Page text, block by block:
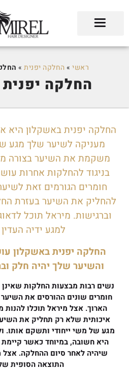
ראשי »החלקה יפנית »
החלקה
החלקה יפנית באשקלון
מעניקה לשיער שלך מגע
משקמת את השיער בצורה
בניגוד להחלקות אחרות
חומרים הגורמים זאת
להחליק את השיער בעזרת
וברגישות. מיראל תוכל
למגע ידיה
החלקה יפנית באשקלון
והשיער שלך יהיה חלק
נשים רבות מבצעות החלקות
חומרים שונים ההורסים את השיער
הארוך. אצל מיראל תוכלו
איכותית שלא רק תחליק את
מגע של משי ייחודי ותשקם אותו.
היא חשובה, במיוחד כאשר
שיהיה לאחר סיום ההחלקה.
התוצאה הסופית